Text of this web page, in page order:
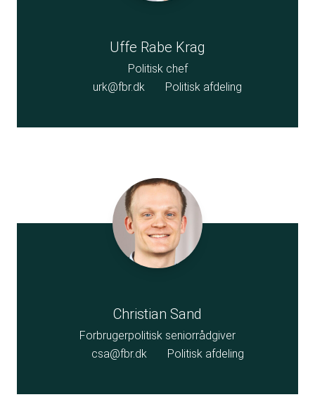
Uffe Rabe Krag
Politisk chef
urk@fbr.dk
Politisk afdeling
Christian Sand
Forbrugerpolitisk seniorrådgiver
csa@fbr.dk
Politisk afdeling